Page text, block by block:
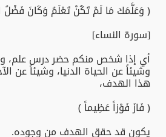
﴿ وَعَلَّمَكَ مَا لَمْ تَكُنْ تَعْلَمُ وَكَانَ فَضْلُ
[سورة النساء]
أي إذا شخص منكم حضر درس علم،
وشيئاً عن الحياة الدنيا، وشيئاً عن
هذا الهدف،
﴿ فَازَ فَوْزاً عَظِيماً ﴾
يكون قد حقق الهدف من وجوده.